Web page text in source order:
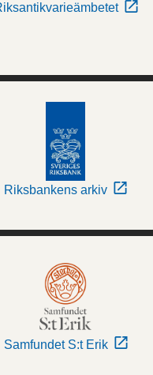
Riksbankens arkiv
Samfundet S:t Erik